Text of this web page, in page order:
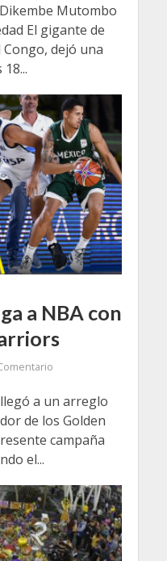
Mutombo
El gigante de
dejó una
a NBA con
a un arreglo
de los Golden
campaña
el...